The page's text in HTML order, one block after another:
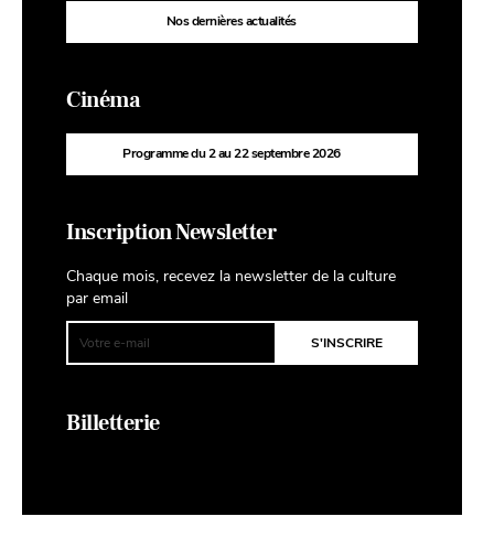
Nos dernières actualités
Cinéma
Programme du 2 au 22 septembre 2026
Inscription Newsletter
Chaque mois, recevez la newsletter de la culture
par email
Billetterie